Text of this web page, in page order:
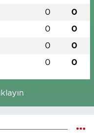
0 0
0 0
0 0
0 0